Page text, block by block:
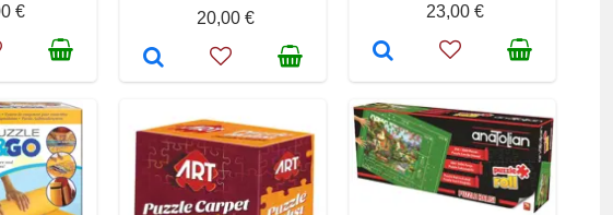
€
20,00 €
23,00 €